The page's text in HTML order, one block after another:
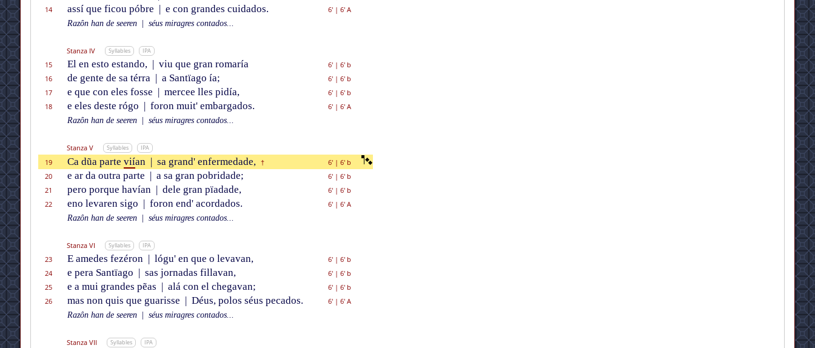
14
assí que ficou póbre | e con grandes cuidados. 6'| 6' A
Razôn han de seeren
séus miragres contados...
Stanza IV Syllables IPA
15 El en esto estando, | viu que gran romaría 6'| 6' b
16
de gente de sa térra | a Santïago ía; 6'| 6' b
17
e que con eles fosse | mercee lles pidía, 6'| 6' b
18
e eles deste rógo | foron muit' embargados. 6'| 6' A
Razôn han de seeren
séus miragres contados...
Stanza V Syllables IPA
19 Ca dũa parte viían | sa grand' enfermedade, † 6'| 6' b
20
e ar da outra parte | a sa gran pobridade; 6'| 6' b
21
pero porque havían | dele gran pïadade, 6'| 6' b
22
eno levaren sigo | foron end' acordados. 6'| 6' A
Razôn han de seeren
séus miragres contados...
Stanza VI Syllables IPA
23 E amedes fezéron | lógu' en que o levavan, 6'| 6' b
24
e pera Santïago | sas jornadas fillavan, 6'| 6' b
25
e a mui grandes pẽas | alá con el chegavan; 6'| 6' b
26
mas non quis que guarisse | Déus, polos séus pecados. 6'| 6' A
Razôn han de seeren
séus miragres contados...
Stanza VII Syllables IPA